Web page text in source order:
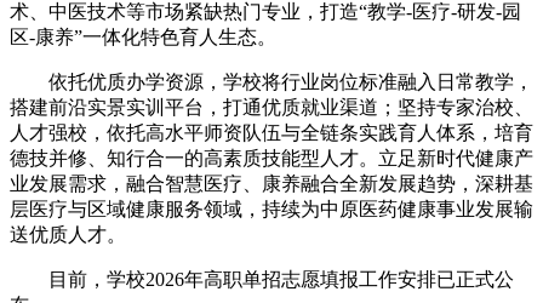
术、中医技术等市场紧缺热门专业，打造“教学-医疗-研发-园
区-康养”一体化特色育人生态。
依托优质办学资源，学校将行业岗位标准融入日常教学，
搭建前沿实景实训平台，打通优质就业渠道；坚持专家治校、
人才强校，依托高水平师资队伍与全链条实践育人体系，培育
德技并修、知行合一的高素质技能型人才。立足新时代健康产
业发展需求，融合智慧医疗、康养融合全新发展趋势，深耕基
层医疗与区域健康服务领域，持续为中原医药健康事业发展输
送优质人才。
目前，学校2026年高职单招志愿填报工作安排已正式公